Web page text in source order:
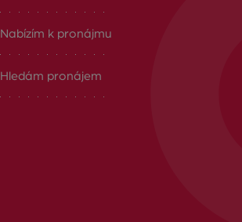
Nabízím k pronájmu
Hledám pronájem